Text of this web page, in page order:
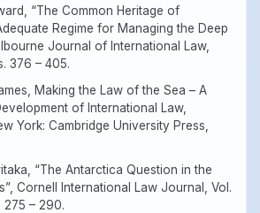
“The Common Heritage of
Regime for Managing the Deep
Journal of International Law,
376 – 405.
Making the Law of the Sea – A
of International Law,
York: Cambridge University Press,
“The Antarctica Question in the
Cornell International Law Journal, Vol.
275 – 290.